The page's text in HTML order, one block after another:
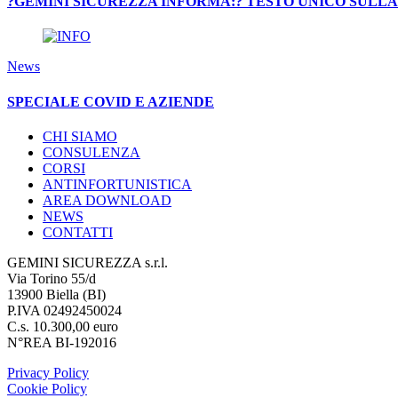
News
SPECIALE COVID E AZIENDE
CHI SIAMO
CONSULENZA
CORSI
ANTINFORTUNISTICA
AREA DOWNLOAD
NEWS
CONTATTI
GEMINI SICUREZZA s.r.l.
Via Torino 55/d
13900 Biella (BI)
P.IVA 02492450024
C.s. 10.300,00 euro
N°REA BI-192016
Privacy Policy
Cookie Policy